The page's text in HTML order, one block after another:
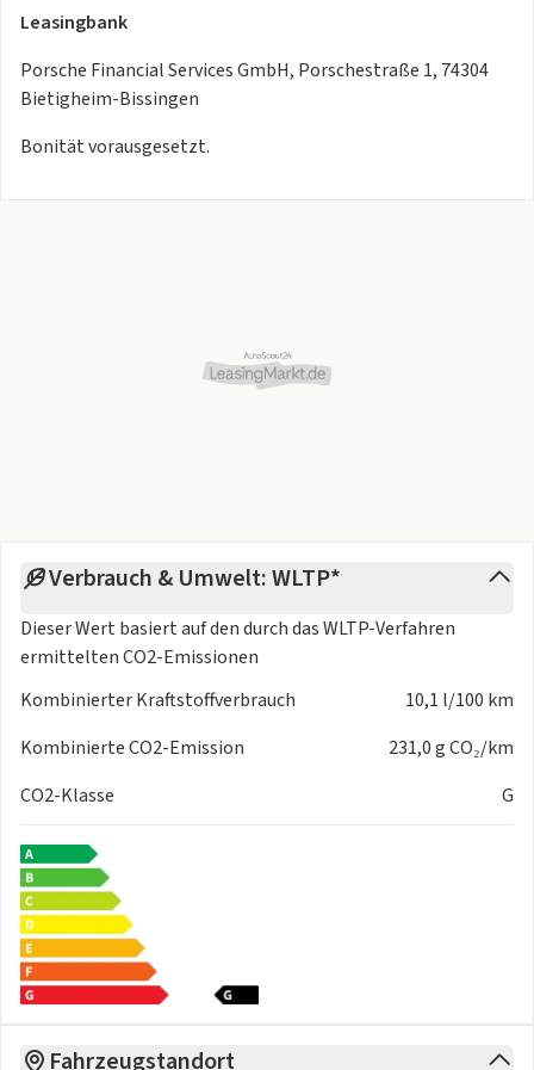
Leasingbank
Porsche Financial Services GmbH, Porschestraße 1, 74304
Bietigheim-Bissingen
Bonität vorausgesetzt.
Verbrauch & Umwelt: WLTP*
Dieser Wert basiert auf den durch dasWLTP-Verfahren
ermittelten CO2-Emissionen
Kombinierter Kraftstoffverbrauch
10,1 l/100 km
Kombinierte CO2-Emission
231,0 g CO₂/km
CO2-Klasse
G
Fahrzeugstandort